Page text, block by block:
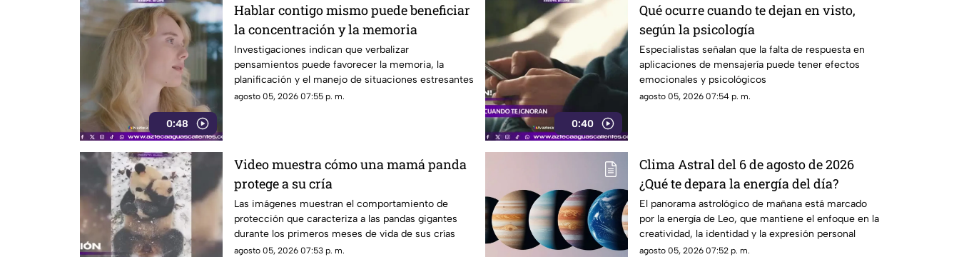
0:48
Hablar contigo mismo puede beneficiar
la concentración y la memoria
Investigaciones indican que verbalizar
pensamientos puede favorecer la memoria, la
planificación y el manejo de situaciones estresantes
agosto 05, 2026 07:55 p. m.
0:40
Qué ocurre cuando te dejan en visto,
según la psicología
Especialistas señalan que la falta de respuesta en
aplicaciones de mensajería puede tener efectos
emocionales y psicológicos
agosto 05, 2026 07:54 p. m.
Video muestra cómo una mamá panda
protege a su cría
Las imágenes muestran el comportamiento de
protección que caracteriza a las pandas gigantes
durante los primeros meses de vida de sus crías
agosto 05, 2026 07:53 p. m.
Clima Astral del 6 de agosto de 2026
¿Qué te depara la energía del día?
El panorama astrológico de mañana está marcado
por la energía de Leo, que mantiene el enfoque en la
creatividad, la identidad y la expresión personal
agosto 05, 2026 07:52 p. m.